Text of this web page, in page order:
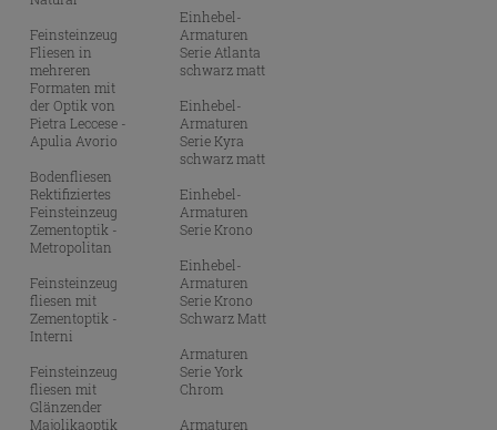
Feinsteinzeug
Fliesen in
mehreren
Formaten mit
der Optik von
Pietra Leccese -
Apulia Avorio
Bodenfliesen
Rektifiziertes
Feinsteinzeug
Zementoptik -
Metropolitan
Feinsteinzeug
fliesen mit
Zementoptik -
Interni
Feinsteinzeug
fliesen mit
Glänzender
Majolikaoptik
Einhebel-
Armaturen
Serie Atlanta
schwarz matt
Einhebel-
Armaturen
Serie Kyra
schwarz matt
Einhebel-
Armaturen
Serie Krono
Einhebel-
Armaturen
Serie Krono
Schwarz Matt
Armaturen
Serie York
Chrom
Armaturen